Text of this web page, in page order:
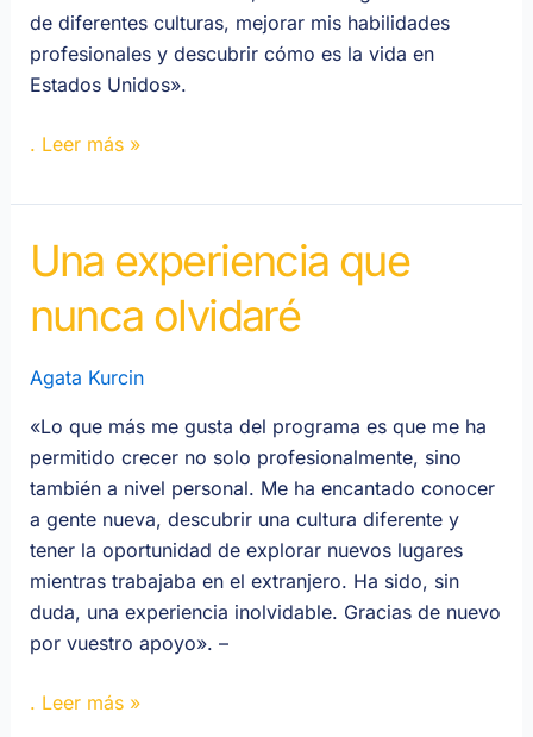
de diferentes culturas, mejorar mis habilidades
profesionales y descubrir cómo es la vida en
Estados Unidos».
. Leer más »
Una experiencia que
nunca olvidaré
Agata Kurcin
«Lo que más me gusta del programa es que me ha
permitido crecer no solo profesionalmente, sino
también a nivel personal. Me ha encantado conocer
a gente nueva, descubrir una cultura diferente y
tener la oportunidad de explorar nuevos lugares
mientras trabajaba en el extranjero. Ha sido, sin
duda, una experiencia inolvidable. Gracias de nuevo
por vuestro apoyo». –
Una
experiencia
que
olvidaré
. Leer más »